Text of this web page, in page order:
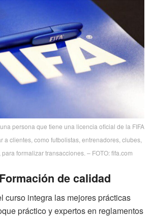
persona que tiene una licencia oficial de la FIFA
a clientes, como futbolistas, entrenadores, clubes,
formalizar transacciones. – FOTO: fifa.com
de calidad
curso integra las mejores prácticas
práctico y expertos en reglamentos